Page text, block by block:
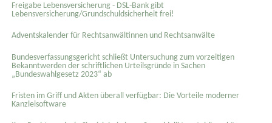
Freigabe Lebensversicherung - DSL-Bank gibt
Lebensversicherung/Grundschuldsicherheit frei!
Adventskalender für Rechtsanwältinnen und Rechtsanwälte
Bundesverfassungsgericht schließt Untersuchung zum vorzeitigen
Bekanntwerden der schriftlichen Urteilsgründe in Sachen
„Bundeswahlgesetz 2023“ ab
Fristen im Griff und Akten überall verfügbar: Die Vorteile moderner
Kanzleisoftware